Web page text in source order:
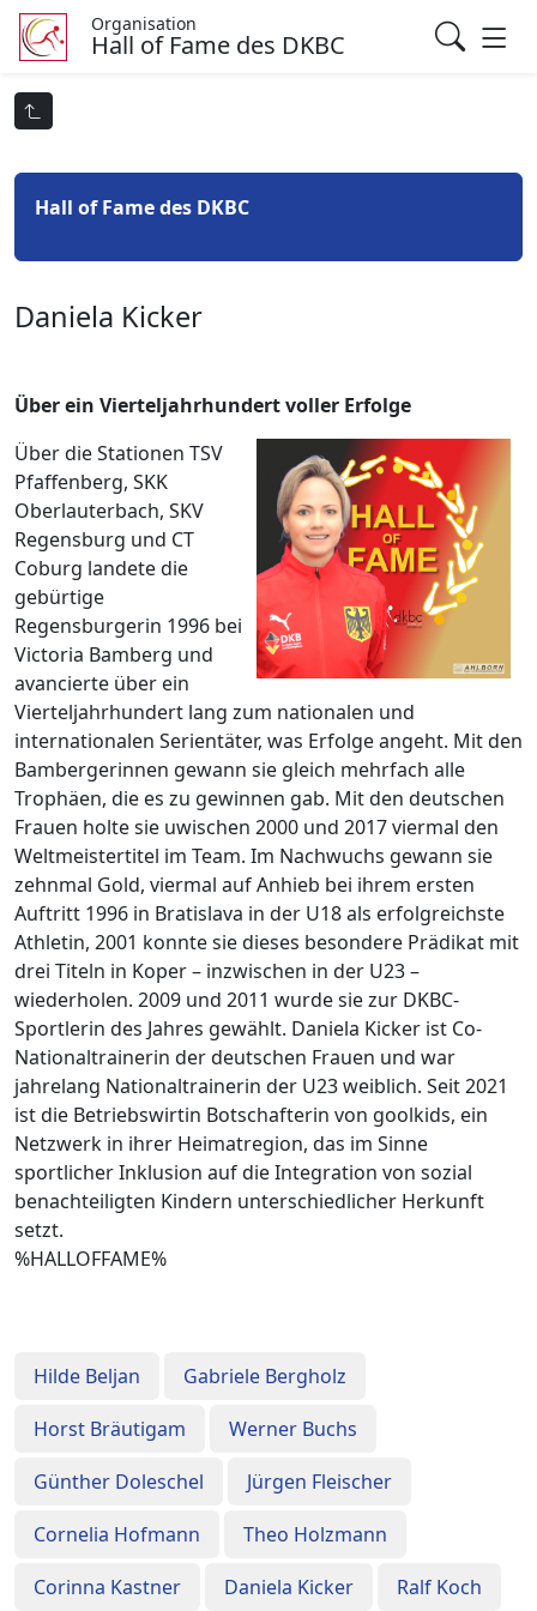
Organisation
Hall of Fame des DKBC
Hall of Fame des DKBC
Daniela Kicker
Über ein Vierteljahrhundert voller Erfolge
Über die Stationen TSV
Pfaffenberg, SKK
Oberlauterbach, SKV
Regensburg und CT
Coburg landete die
gebürtige
Regensburgerin 1996 bei
Victoria Bamberg und
avancierte über ein
Vierteljahrhundert lang zum nationalen und
internationalen Serientäter, was Erfolge angeht. Mit den
Bambergerinnen gewann sie gleich mehrfach alle
Trophäen, die es zu gewinnen gab. Mit den deutschen
Frauen holte sie uwischen 2000 und 2017 viermal den
Weltmeistertitel im Team. Im Nachwuchs gewann sie
zehnmal Gold, viermal auf Anhieb bei ihrem ersten
Auftritt 1996 in Bratislava in der U18 als erfolgreichste
Athletin, 2001 konnte sie dieses besondere Prädikat mit
drei Titeln in Koper – inzwischen in der U23 –
wiederholen. 2009 und 2011 wurde sie zur DKBC-
Sportlerin des Jahres gewählt. Daniela Kicker ist Co-
Nationaltrainerin der deutschen Frauen und war
jahrelang Nationaltrainerin der U23 weiblich. Seit 2021
ist die Betriebswirtin Botschafterin von goolkids, ein
Netzwerk in ihrer Heimatregion, das im Sinne
sportlicher Inklusion auf die Integration von sozial
benachteiligten Kindern unterschiedlicher Herkunft
setzt.
%HALLOFFAME%
Hilde Beljan
Gabriele Bergholz
Horst Bräutigam
Werner Buchs
Günther Doleschel
Jürgen Fleischer
Cornelia Hofmann
Theo Holzmann
Corinna Kastner
Daniela Kicker Ralf Koch